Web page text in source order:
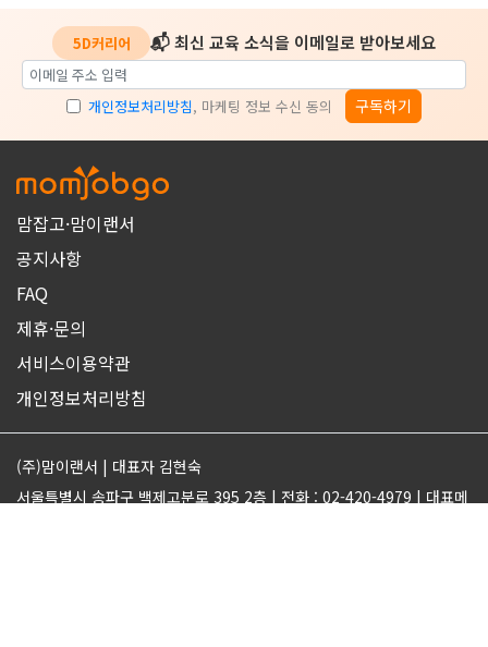
5D커리어 📬 최신 교육 소식을 이메일로 받아보세요
개인정보처리방침, 마케팅 정보 수신 동의 구독하기
맘잡고·맘이랜서
공지사항
FAQ
제휴·문의
서비스이용약관
개인정보처리방침
(주)맘이랜서 | 대표자 김현숙
서울특별시 송파구 백제고분로 395 2층 | 전화 : 02-420-4979 | 대표메